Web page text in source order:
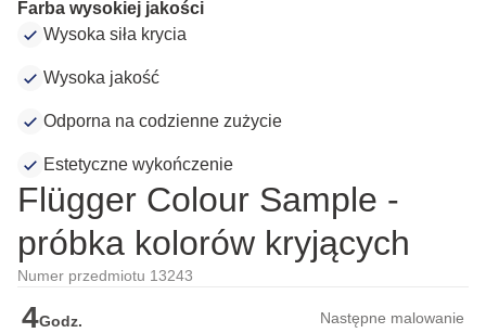
Farba wysokiej jakości
Wysoka siła krycia
Wysoka jakość
Odporna na codzienne zużycie
Estetyczne wykończenie
Flügger Colour Sample -
próbka kolorów kryjących
Numer przedmiotu 13243
4Godz. Następne malowanie